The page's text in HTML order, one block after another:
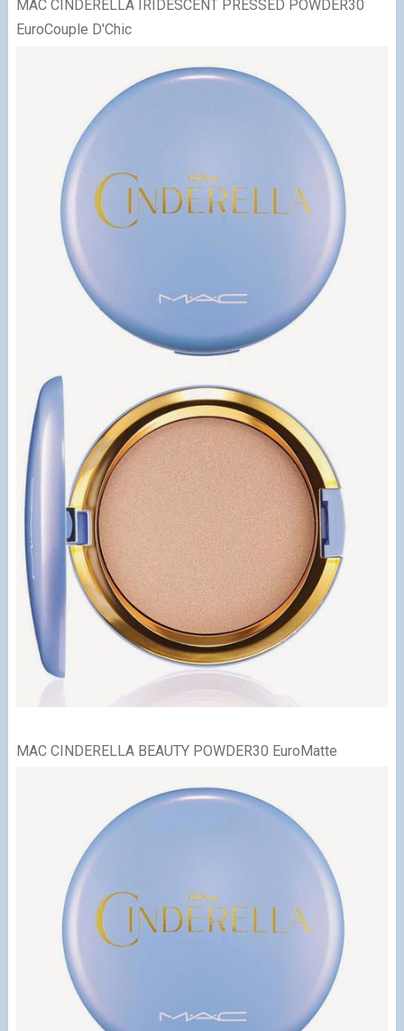
MAC CINDERELLA IRIDESCENT PRESSED POWDER30
EuroCouple D'Chic
MAC CINDERELLA BEAUTY POWDER30 EuroMatte